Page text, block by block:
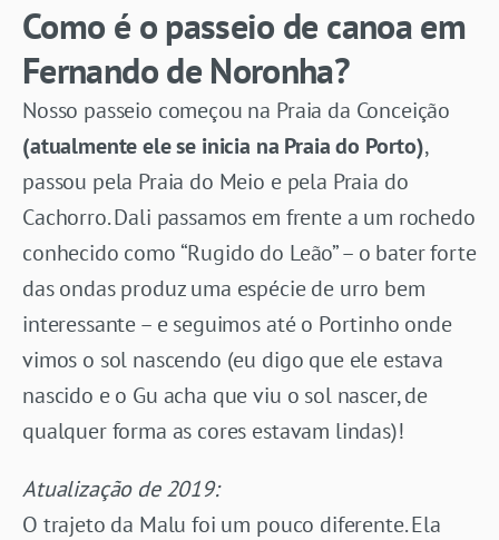
Como é o passeio de canoa em
Fernando de Noronha?
Nosso passeio começou na Praia da Conceição
(atualmente ele se inicia na Praia do Porto),
passou pela Praia do Meio e pela Praia do
Cachorro. Dali passamos em frente a um rochedo
conhecido como “Rugido do Leão” – o bater forte
das ondas produz uma espécie de urro bem
interessante – e seguimos até o Portinho onde
vimos o sol nascendo (eu digo que ele estava
nascido e o Gu acha que viu o sol nascer, de
qualquer forma as cores estavam lindas)!
Atualização de 2019:
O trajeto da Malu foi um pouco diferente. Ela